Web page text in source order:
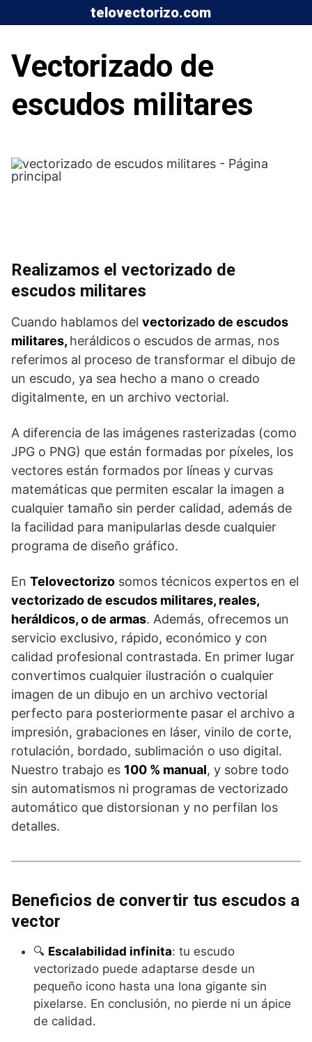
al
telovectorizo.com
Vectorizado de
escudos militares
Realizamos el vectorizado de
escudos militares
Cuando hablamos del vectorizado de escudos
militares, heráldicos o escudos de armas, nos
referimos al proceso de transformar el dibujo de
un escudo, ya sea hecho a mano o creado
digitalmente, en un archivo vectorial.
A diferencia de las imágenes rasterizadas (como
JPG o PNG) que están formadas por píxeles, los
vectores están formados por líneas y curvas
matemáticas que permiten escalar la imagen a
cualquier tamaño sin perder calidad, además de
la facilidad para manipularlas desde cualquier
programa de diseño gráfico.
En Telovectorizo somos técnicos expertos en el
vectorizado de escudos militares, reales,
heráldicos, o de armas. Además, ofrecemos un
servicio exclusivo, rápido, económico y con
calidad profesional contrastada. En primer lugar
convertimos cualquier ilustración o cualquier
imagen de un dibujo en un archivo vectorial
perfecto para posteriormente pasar el archivo a
impresión, grabaciones en láser, vinilo de corte,
rotulación, bordado, sublimación o uso digital.
Nuestro trabajo es 100 % manual, y sobre todo
sin automatismos ni programas de vectorizado
automático que distorsionan y no perfilan los
detalles.
Beneficios de convertir tus escudos a
vector
🔍 Escalabilidad infinita: tu escudo
vectorizado puede adaptarse desde un
pequeño icono hasta una lona gigante sin
pixelarse. En conclusión, no pierde ni un ápice
de calidad.